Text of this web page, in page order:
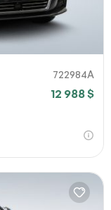
722984A
12 988 $